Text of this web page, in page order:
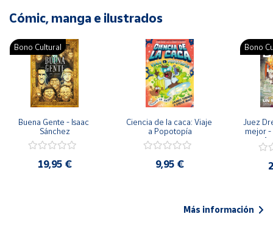
Cómic, manga e ilustrados
Bono Cultural
Buena Gente - Isaac
Sánchez
19,95 €
Ciencia de la caca: Viaje
a Popotopía
9,95 €
Bono
Juez
mejor -
Más información